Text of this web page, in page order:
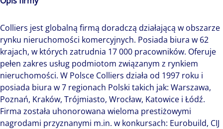
Colliers jest globalną firmą doradczą działającą w obszarze
rynku nieruchomości komercyjnych. Posiada biura w 62
krajach, w których zatrudnia 17 000 pracowników. Oferuje
pełen zakres usług podmiotom związanym z rynkiem
nieruchomości. W Polsce Colliers działa od 1997 roku i
posiada biura w 7 regionach Polski takich jak: Warszawa,
Poznań, Kraków, Trójmiasto, Wrocław, Katowice i Łódź.
Firma została uhonorowana wieloma prestiżowymi
nagrodami przyznanymi m.in. w konkursach: Eurobuild, CIJ